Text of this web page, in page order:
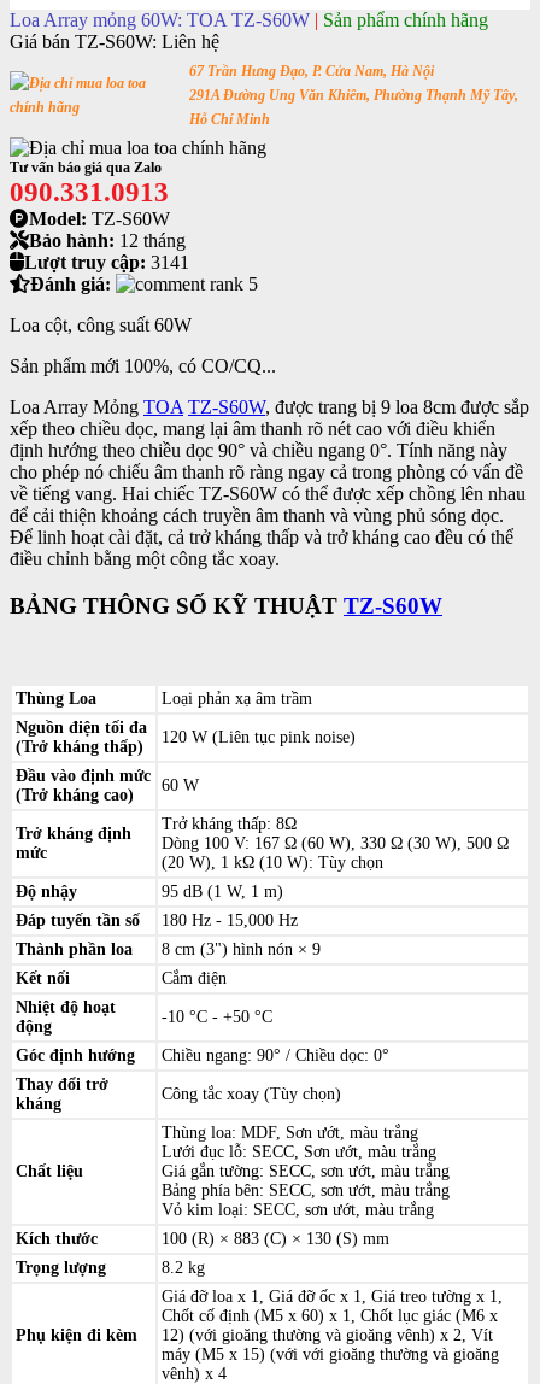
Loa Array mỏng 60W: TOA TZ-S60W | Sản phẩm chính hãng
Giá bán TZ-S60W: Liên hệ
67 Trần Hưng Đạo, P. Cửa Nam, Hà Nội
291A Đường Ung Văn Khiêm, Phường Thạnh Mỹ Tây,
Hỗ Chí Minh
Tư vấn báo giá qua Zalo
090.331.0913
Model: TZ-S60W
Bảo hành: 12 tháng
Lượt truy cập: 3141
Đánh giá:
Loa cột, công suất 60W
Sản phẩm mới 100%, có CO/CQ...
Loa Array Mỏng TOA TZ-S60W, được trang bị 9 loa 8cm được sắp
xếp theo chiều dọc, mang lại âm thanh rõ nét cao với điều khiển
định hướng theo chiều dọc 90° và chiều ngang 0°. Tính năng này
cho phép nó chiếu âm thanh rõ ràng ngay cả trong phòng có vấn đề
về tiếng vang. Hai chiếc TZ-S60W có thể được xếp chồng lên nhau
để cải thiện khoảng cách truyền âm thanh và vùng phủ sóng dọc.
Để linh hoạt cài đặt, cả trở kháng thấp và trở kháng cao đều có thể
điều chỉnh bằng một công tắc xoay.
BẢNG THÔNG SỐ KỸ THUẬT TZ-S60W
Thùng Loa
Loại phản xạ âm trầm
Nguồn điện tối đa
(Trở kháng thấp)
120 W (Liên tục pink noise)
Đầu vào định mức
(Trở kháng cao)
60 W
Trở kháng định
mức
Trở kháng thấp: 8Ω
Dòng 100 V: 167 Ω (60 W), 330 Ω (30 W), 500 Ω
(20 W), 1 kΩ (10 W): Tùy chọn
Độ nhậy
95 dB (1 W, 1 m)
Đáp tuyến tần số
180 Hz - 15,000 Hz
Thành phần loa
8 cm (3") hình nón × 9
Kết nối
Cắm điện
Nhiệt độ hoạt
động
-10 °C - +50 °C
Góc định hướng
Chiều ngang: 90° / Chiều dọc: 0°
Thay đổi trở
kháng
Công tắc xoay (Tùy chọn)
Chất liệu
Thùng loa: MDF, Sơn ướt, màu trắng
Lưới đục lỗ: SECC, Sơn ướt, màu trắng
Giá gắn tường: SECC, sơn ướt, màu trắng
Bảng phía bên: SECC, sơn ướt, màu trắng
Vỏ kim loại: SECC, sơn ướt, màu trắng
Kích thước
100 (R) × 883 (C) × 130 (S) mm
Trọng lượng
8.2 kg
Phụ kiện đi kèm
Giá đỡ loa x 1, Giá đỡ ốc x 1, Giá treo tường x 1,
Chốt cố định (M5 x 60) x 1, Chốt lục giác (M6 x
12) (với gioăng thường và gioăng vênh) x 2, Vít
máy (M5 x 15) (với với gioăng thường và gioăng
vênh) x 4